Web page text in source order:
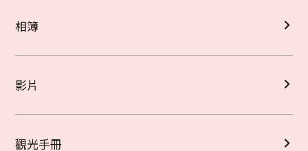
相簿
影片
觀光手冊